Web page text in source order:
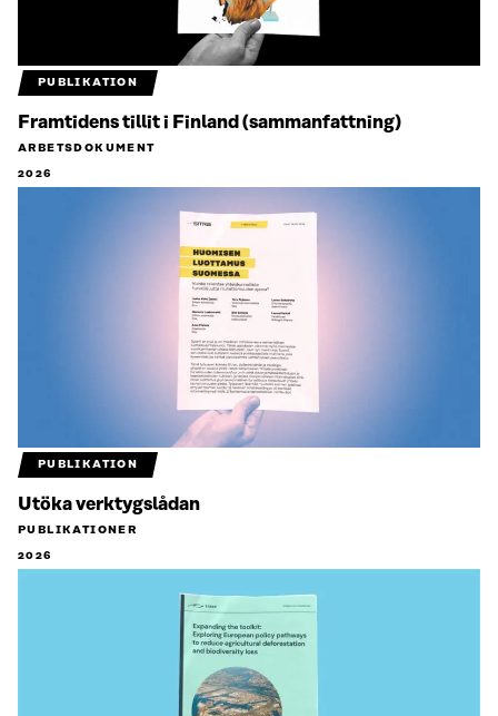
PUBLIKATION
Framtidens tillit i Finland (sammanfattning)
ARBETSDOKUMENT
2026
PUBLIKATION
Utöka verktygslådan
PUBLIKATIONER
2026